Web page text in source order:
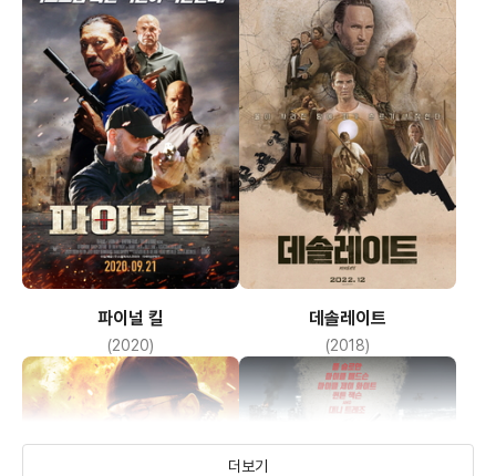
파이널 킬
(2020)
데솔레이트
(2018)
더보기